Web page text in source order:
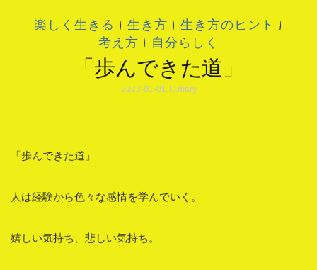
楽しく生きる | 生き方 | 生き方のヒント |
考え方 | 自分らしく
「歩んできた道」
2023-01-01 G.mary
「歩んできた道」
人は経験から色々な感情を学んでいく。
嬉しい気持ち、悲しい気持ち。